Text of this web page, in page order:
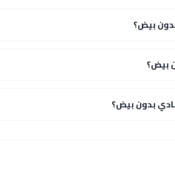
بيض؟
بيض؟
بدون بيض؟